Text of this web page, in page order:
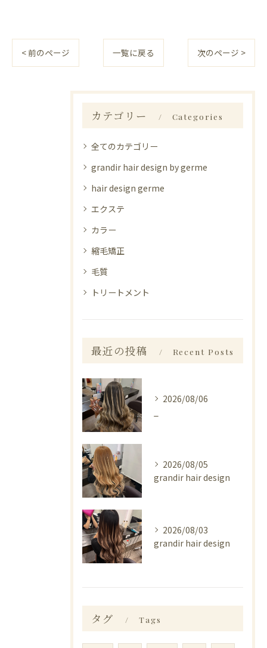
< 前のページ 一覧に戻る 次のページ >
カテゴリー Categories
全てのカテゴリー
grandir hair design by germe
hair design germe
エクステ
カラー
縮毛矯正
毛質
トリートメント
最近の投稿 Recent Posts
2026/08/06
2026/08/05
grandir hair design
2026/08/03
grandir hair design
タグ Tags